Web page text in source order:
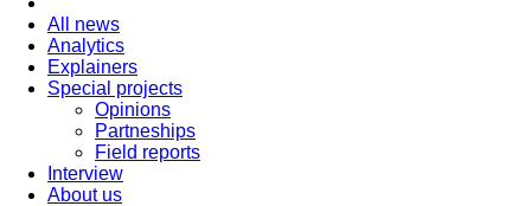
All news
Analytics
Explainers
Special projects
Opinions
Partneships
Field reports
Interview
About us